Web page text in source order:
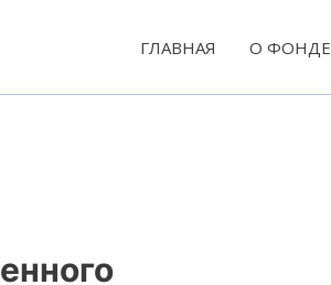
ГЛАВНАЯ О ФОНДЕ